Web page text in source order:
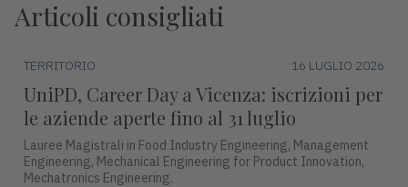
Articoli consigliati
TERRITORIO 16 LUGLIO 2026
UniPD, Career Day a Vicenza: iscrizioni per
le aziende aperte fino al 31 luglio
Lauree Magistrali in Food Industry Engineering, Management
Engineering, Mechanical Engineering for Product Innovation,
Mechatronics Engineering.